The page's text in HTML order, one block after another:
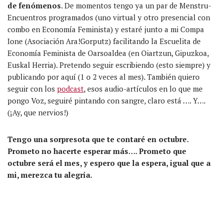
de fenómenos. De momentos tengo ya un par de Menstru-
Encuentros programados (uno virtual y otro presencial con
combo en Economía Feminista) y estaré junto a mi Compa
Ione (Asociación Ara!Gorputz) facilitando la Escuelita de
Economía Feminista de Oarsoaldea (en Oiartzun, Gipuzkoa,
Euskal Herria). Pretendo seguir escribiendo (esto siempre) y
publicando por aquí (1 o 2 veces al mes). También quiero
seguir con los podcast, esos audio-artículos en lo que me
pongo Voz, seguiré pintando con sangre, claro está …. Y….
(¡Ay, que nervios!)
Tengo una sorpresota que te contaré en octubre.
Prometo no hacerte esperar más…. Prometo que
octubre será el mes, y espero que la espera, igual que a
mi, merezca tu alegría.